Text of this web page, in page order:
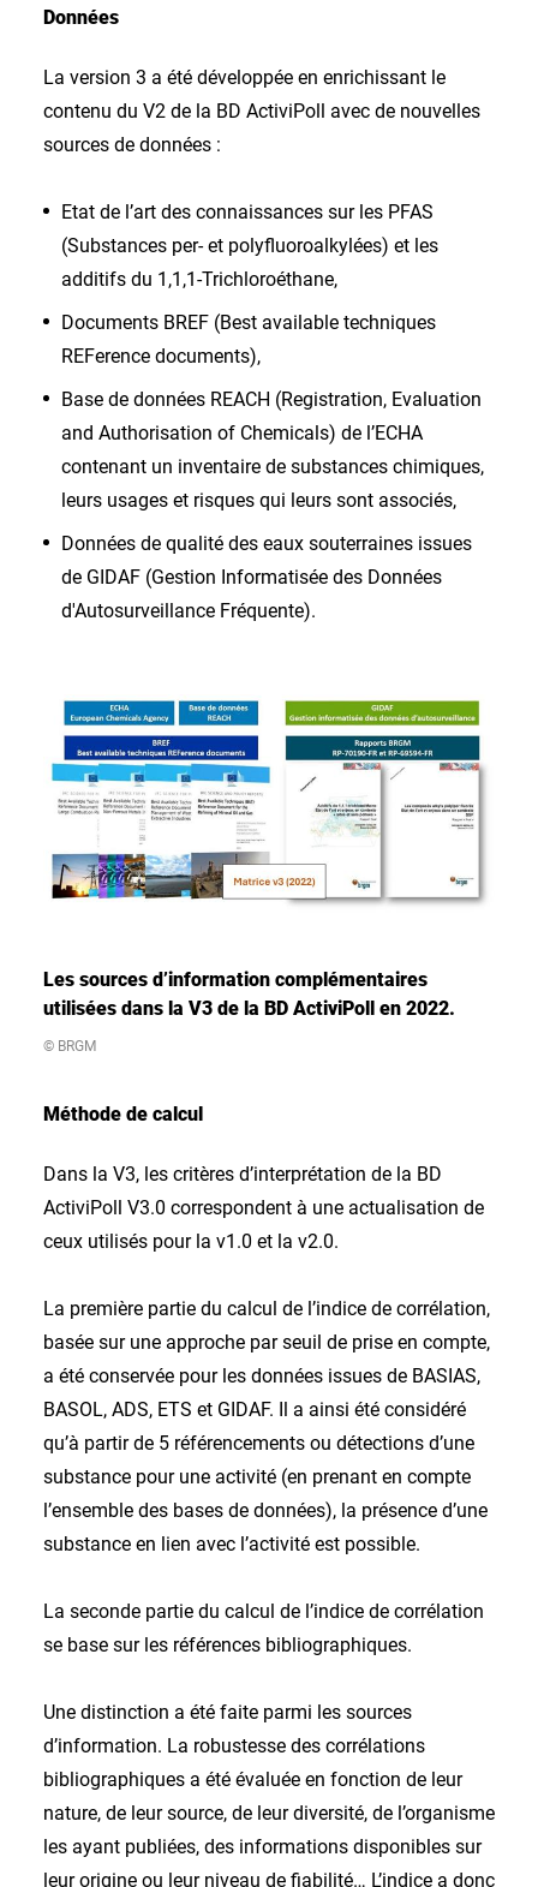
Données
La version 3 a été développée en enrichissant le
contenu du V2 de la BD ActiviPoll avec de nouvelles
sources de données :
Etat de l’art des connaissances sur les PFAS
(Substances per- et polyfluoroalkylées) et les
additifs du 1,1,1-Trichloroéthane,
Documents BREF (Best available techniques
REFerence documents),
Base de données REACH (Registration, Evaluation
and Authorisation of Chemicals) de l’ECHA
contenant un inventaire de substances chimiques,
leurs usages et risques qui leurs sont associés,
Données de qualité des eaux souterraines issues
de GIDAF (Gestion Informatisée des Données
d'Autosurveillance Fréquente).
Les sources d’information complémentaires
utilisées dans la V3 de la BD ActiviPoll en 2022.
© BRGM
Méthode de calcul
Dans la V3, les critères d’interprétation de la BD
ActiviPoll V3.0 correspondent à une actualisation de
ceux utilisés pour la v1.0 et la v2.0.
La première partie du calcul de l’indice de corrélation,
basée sur une approche par seuil de prise en compte,
a été conservée pour les données issues de BASIAS,
BASOL, ADS, ETS et GIDAF. Il a ainsi été considéré
qu’à partir de 5 référencements ou détections d’une
substance pour une activité (en prenant en compte
l’ensemble des bases de données), la présence d’une
substance en lien avec l’activité est possible.
La seconde partie du calcul de l’indice de corrélation
se base sur les références bibliographiques.
Une distinction a été faite parmi les sources
d’information. La robustesse des corrélations
bibliographiques a été évaluée en fonction de leur
nature, de leur source, de leur diversité, de l’organisme
les ayant publiées, des informations disponibles sur
leur origine ou leur niveau de fiabilité… L’indice a donc